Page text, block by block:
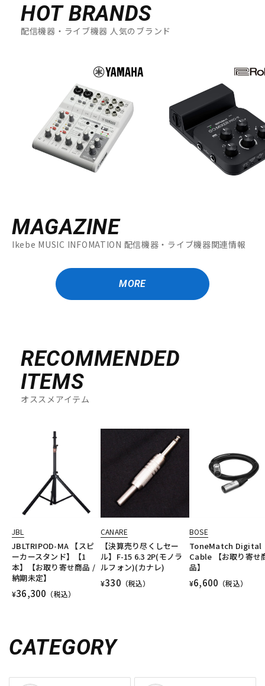
HOT BRANDS
配信機器・ライブ機器 人気のブランド
MAGAZINE
Ikebe MUSIC INFOMATION 配信機器・ライブ機器関連情報
MORE
RECOMMENDED
ITEMS
オススメアイテム
JBL
JBLTRIPOD-MA 【スピ
ーカースタンド】【1
本】【お取り寄せ商品 /
納期未定】
¥36,300 （税込）
CANARE
【決算売り尽くしセー
ル】F-15 6.3 2P(モノラ
ルフォン)(カナレ)
¥330 （税込）
BOSE
ToneMatch Digital
Cable 【お取り寄せ
品】
¥6,600 （税込）
CATEGORY